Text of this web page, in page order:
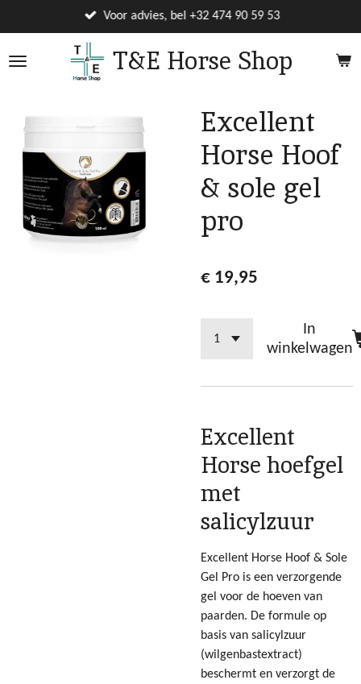
direct
naar
T&E Horse Shop
Voor advies, bel +32 474 90 59 53
Excellent
Horse Hoof
& sole gel
pro
€ 19,95
In
winkelwagen
Excellent
Horse hoefgel
met
salicylzuur
Excellent Horse Hoof & Sole
Gel Pro is een verzorgende
gel voor de hoeven van
paarden. De formule op
basis van salicylzuur
(wilgenbastextract)
beschermt en verzorgt de